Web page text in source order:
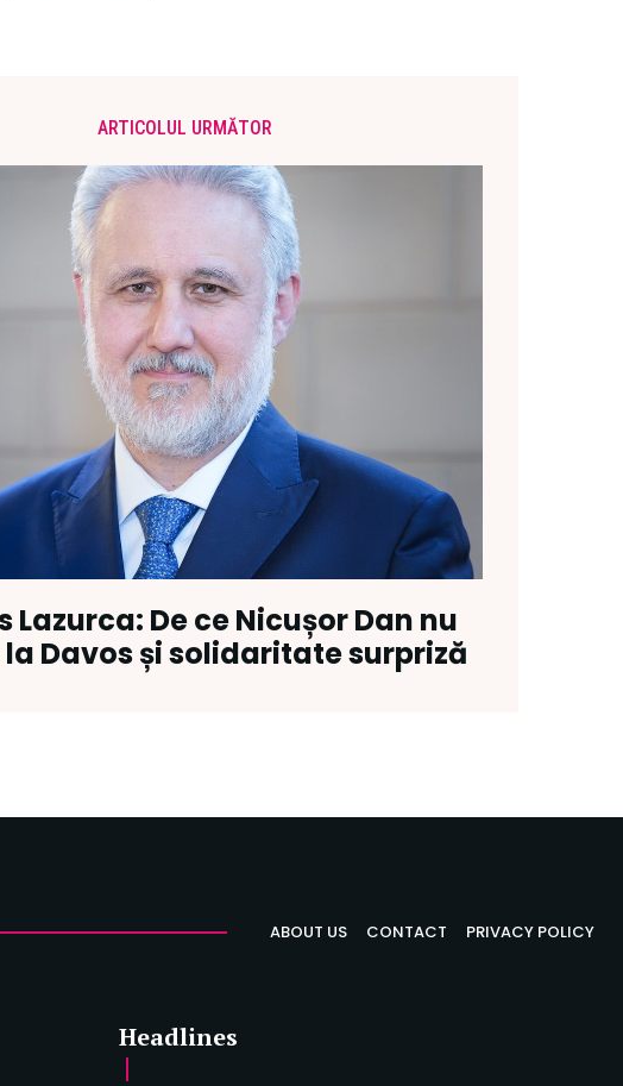
ARTICOLUL URMĂTOR
Lazurca: De ce Nicușor Dan nu
Davos și solidaritate surpriză
ABOUT US CONTACT PRIVACY POLICY
Headlines